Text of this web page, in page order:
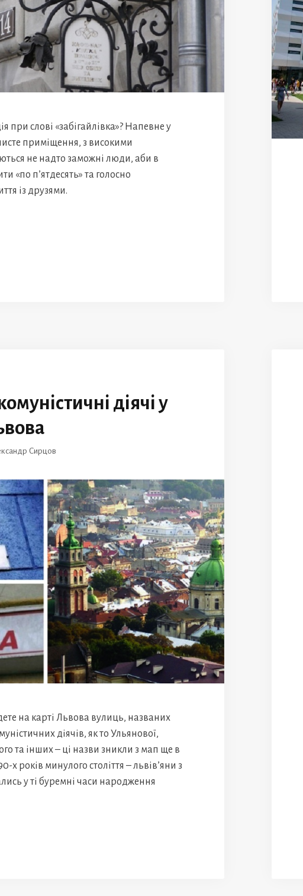
при слові «забігайлівка»? Напевне у
приміщення, з високими
не надто заможні люди, аби в
«по п’ятдесять» та голосно
із друзями.
діячі у
Сирцов
на карті Львова вулиць, названих
діячів, як то Ульянової,
та інших – ці назви зникли з мап ще в
х років минулого століття – львів’яни з
у ті буремні часи народження